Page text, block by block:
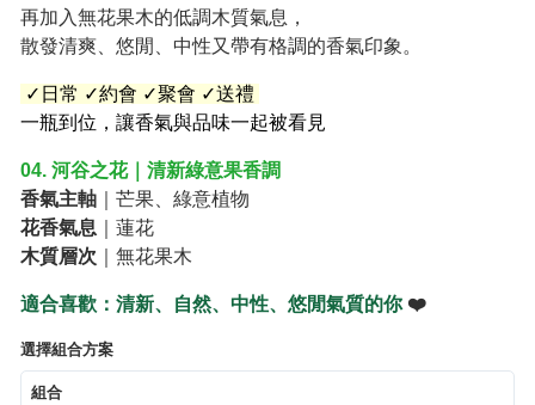
再加入無花果木的低調木質氣息，
散發清爽、悠閒、中性又帶有格調的香氣印象。
✓日常 ✓約會 ✓聚會 ✓送禮
一瓶到位，讓香氣與品味一起被看見
04. 河谷之花｜清新綠意果香調
香氣主軸 ｜芒果、綠意植物
花香氣息 ｜蓮花
木質層次 ｜無花果木
適合喜歡：清新、自然、中性、悠閒氣質的你❤️
選擇組合方案
組合